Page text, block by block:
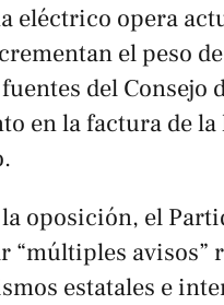
eléctrico opera
el peso
del
en la factura de
oposición, el
“múltiples avisos”
estatales e